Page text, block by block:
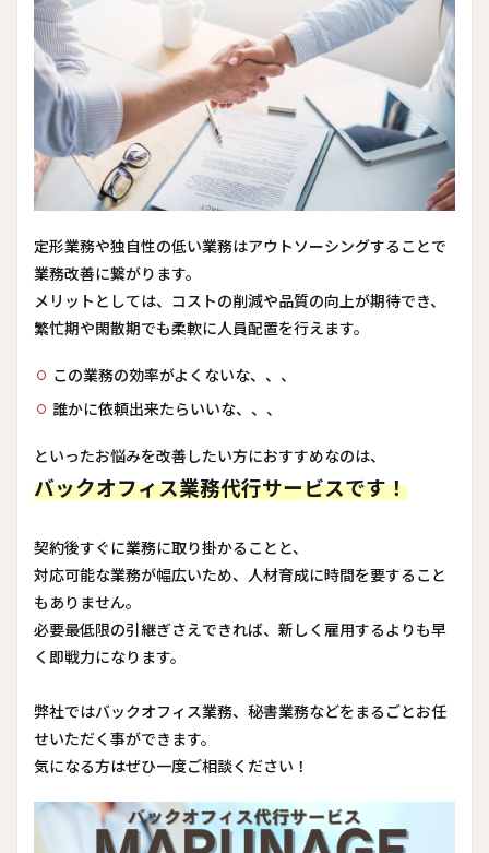
定形業務や独自性の低い業務はアウトソーシングすることで
業務改善に繋がります。
メリットとしては、コストの削減や品質の向上が期待でき、
繁忙期や閑散期でも柔軟に人員配置を行えます。
この業務の効率がよくないな、、、
誰かに依頼出来たらいいな、、、
といったお悩みを改善したい方におすすめなのは、
バックオフィス業務代行サービスです！
契約後すぐに業務に取り掛かることと、
対応可能な業務が幅広いため、人材育成に時間を要すること
もありません。
必要最低限の引継ぎさえできれば、新しく雇用するよりも早
く即戦力になります。
弊社ではバックオフィス業務、秘書業務などをまるごとお任
せいただく事ができます。
気になる方はぜひ一度ご相談ください！